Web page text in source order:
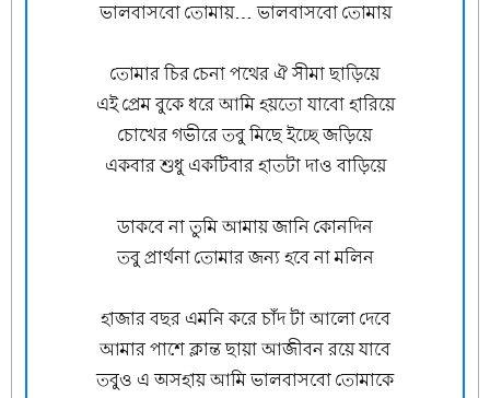
ভালবাসবো তোমায়… ভালবাসবো তোমায়
তোমার চির চেনা পথের ঐ সীমা ছাড়িয়ে
এই প্রেম বুকে ধরে আমি হয়তো যাবো হারিয়ে
চোখের গভীরে তবু মিছে ইচ্ছে জড়িয়ে
একবার শুধু একটিবার হাতটা দাও বাড়িয়ে
ডাকবে না তুমি আমায় জানি কোনদিন
তবু প্রার্থনা তোমার জন্য হবে না মলিন
হাজার বছর এমনি করে চাঁদ টা আলো দেবে
আমার পাশে ক্লান্ত ছায়া আজীবন রয়ে যাবে
তবুও এ অসহায় আমি ভালবাসবো তোমাকে